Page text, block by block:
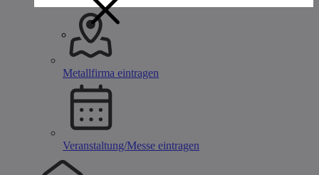
Metallfirma eintragen
Veranstaltung/Messe eintragen